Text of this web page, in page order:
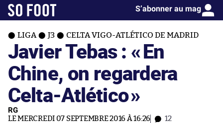
S’abonner au mag
LIGA J3 CELTA VIGO-ATLÉTICO DE MADRID
Javier Tebas : «En
Chine, on regardera
Celta-Atlético»
RG
LE MERCREDI 07 SEPTEMBRE 2016 À 16:26 12